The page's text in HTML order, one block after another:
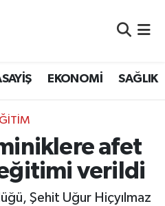
EKONOMİ SAĞLIK
miniklere afet
verildi
Şehit Uğur Hiçyılmaz
ve Fikstür